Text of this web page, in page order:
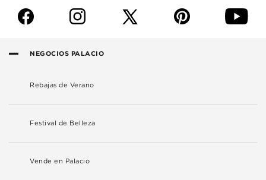
f i p y
NEGOCIOS PALACIO
Rebajas de Verano
Festival de Belleza
Vende en Palacio